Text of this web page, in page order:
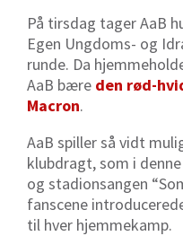
På tirsdag tager AaB
Egen Ungdoms- og
runde. Da
AaB bære den rød-
Macron.
AaB spiller så vidt
klubdragt, som i
og stadionsangen
fanscene
til hver hjemmekamp.